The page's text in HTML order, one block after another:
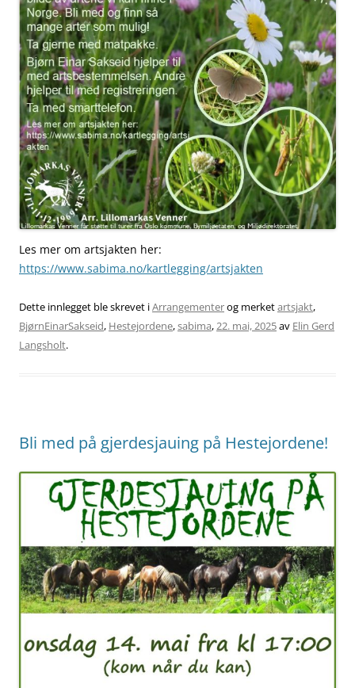
Les mer om artsjakten her:
https://www.sabima.no/kartlegging/artsjakten
Dette innlegget ble skrevet iArrangementerog merketartsjakt,
BjørnEinarSakseid, Hestejordene,sabima,22. mai, 2025av Elin Gerd
Langsholt.
Bli med på gjerdesjauing på Hestejordene!